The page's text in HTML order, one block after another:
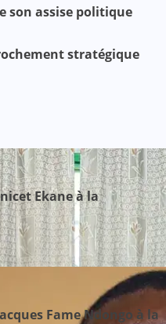
son assise politique
stratégique
Ekane à la
Fame Ndongo à la